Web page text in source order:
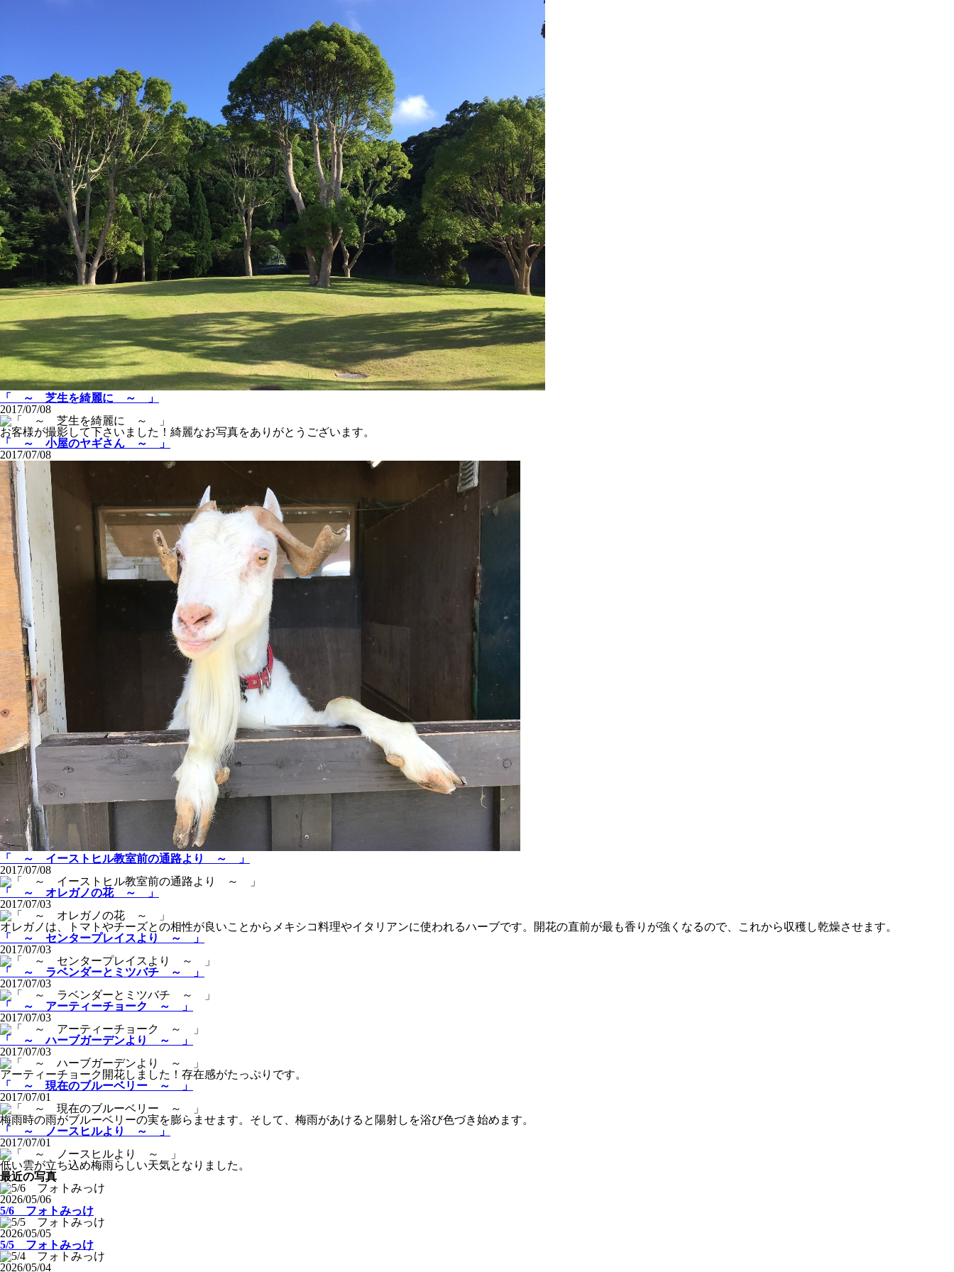
「 ～ 芝生を綺麗に ～ 」
2017/07/08
お客様が撮影して下さいました！綺麗なお写真をありがとうございます。
「 ～ 小屋のヤギさん ～ 」
2017/07/08
「 ～ イーストヒル教室前の通路より ～ 」
2017/07/08
「 ～ オレガノの花 ～ 」
2017/07/03
オレガノは、トマトやチーズとの相性が良いことからメキシコ料理やイタリアンに使われるハーブです。開花の直前が最も香りが強くなるので、これから収穫し乾燥させます。
「 ～ センタープレイスより ～ 」
2017/07/03
「 ～ ラベンダーとミツバチ ～ 」
2017/07/03
「 ～ アーティーチョーク ～ 」
2017/07/03
「 ～ ハーブガーデンより ～ 」
2017/07/03
アーティーチョーク開花しました！存在感がたっぷりです。
「 ～ 現在のブルーベリー ～ 」
2017/07/01
梅雨時の雨がブルーベリーの実を膨らませます。そして、梅雨があけると陽射しを浴び色づき始めます。
「 ～ ノースヒルより ～ 」
2017/07/01
低い雲が立ち込め梅雨らしい天気となりました。
最近の写真
2026/05/06
5/6 フォトみっけ
2026/05/05
5/5 フォトみっけ
2026/05/04